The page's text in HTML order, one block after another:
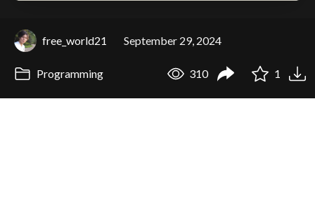
free_world21 September 29, 2024
Programming 310 1